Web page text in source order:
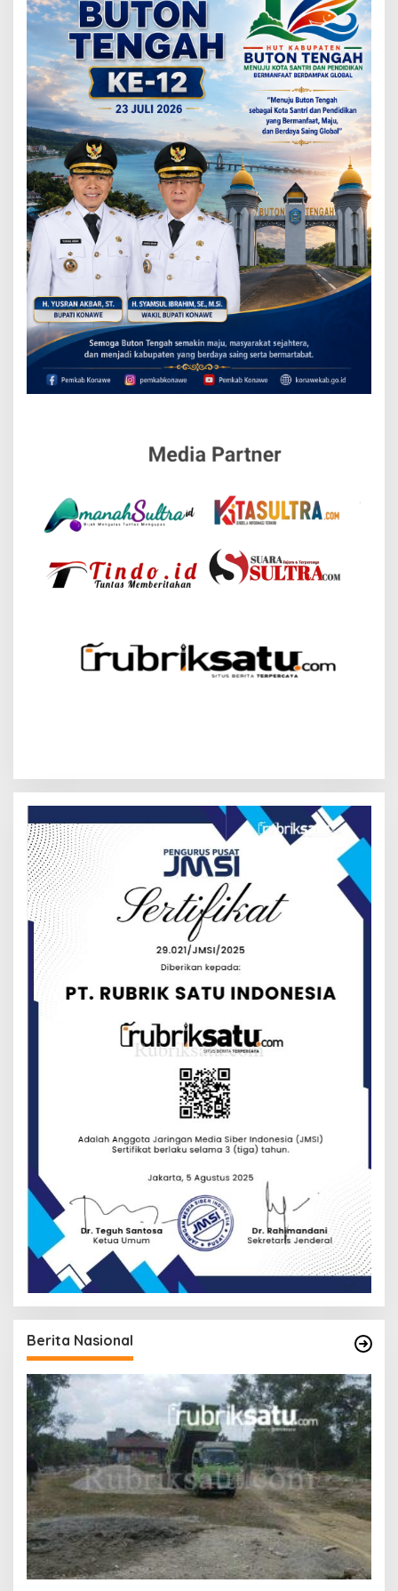
Berita Nasional